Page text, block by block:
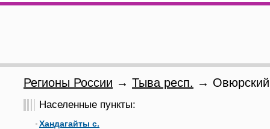
Регионы России → Тыва респ. →
Населенные пункты:
Хандагайты с.